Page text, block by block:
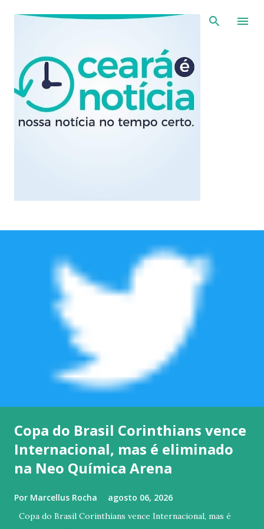
Pular para o conteúdo principal
Copa do Brasil Corinthians vence
Internacional, mas é eliminado
na Neo Química Arena
Por Marcellus Rocha agosto 06, 2026
Copa do Brasil Corinthians vence Internacional, mas é